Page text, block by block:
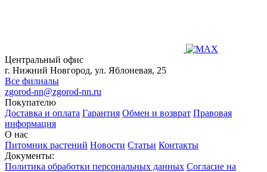
Центральный офис
г. Нижний Новгород, ул. Яблоневая, 25
Все филиалы
zgorod-nn@zgorod-nn.ru
Покупателю
Доставка и оплата Гарантия Обмен и возврат Правовая
информация
О нас
Питомник растений Новости Статьи Контакты
Документы:
Политика обработки персональных данных Согласие на